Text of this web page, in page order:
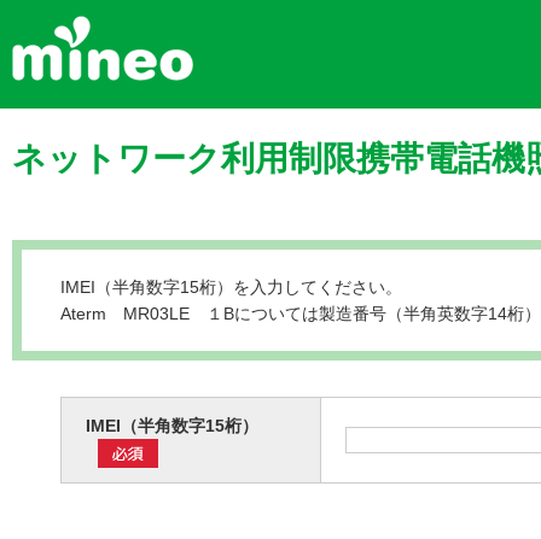
ネットワーク利用制限携帯電話機
IMEI（半角数字15桁）を入力してください。
Aterm MR03LE １Bについては製造番号（半角英数字14桁
IMEI（半角数字15桁）